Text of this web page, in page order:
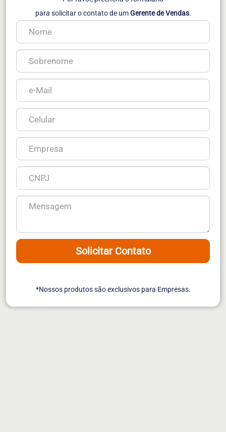
para solicitar o contato de umGerente de Vendas.
Solicitar Contato
*Nossos produtos são exclusivos para Empresas.